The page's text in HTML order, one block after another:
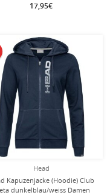
17,95€
Head
Kapuzenjacke (Hoodie) Club
dunkelblau/weiss Damen
reduziert